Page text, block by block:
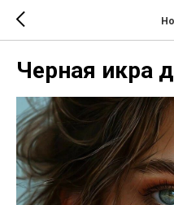
Черная икра